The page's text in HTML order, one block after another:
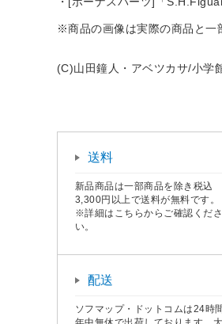
※商品の画像は実際の商品と一
(C)山田鐘人・アベツカサ/小学
送料
新品商品は一部商品を除き税込
3,300円以上で送料が無料です。
※詳細はこちらからご確認くださ
い。
配送
ソフマップ・ドットコムは24時間